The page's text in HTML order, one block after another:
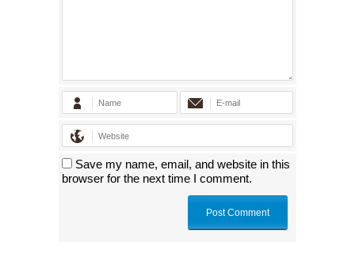
Save my name, email, and website in this
browser for the next time I comment.